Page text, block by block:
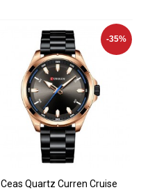
-35%
Ceas Quartz Curren Cruise